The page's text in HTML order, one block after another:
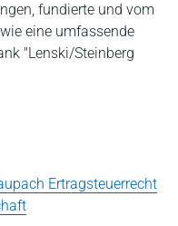
fundierte und vom
eine umfassende
"Lenski/Steinberg
Ertragsteuerrecht